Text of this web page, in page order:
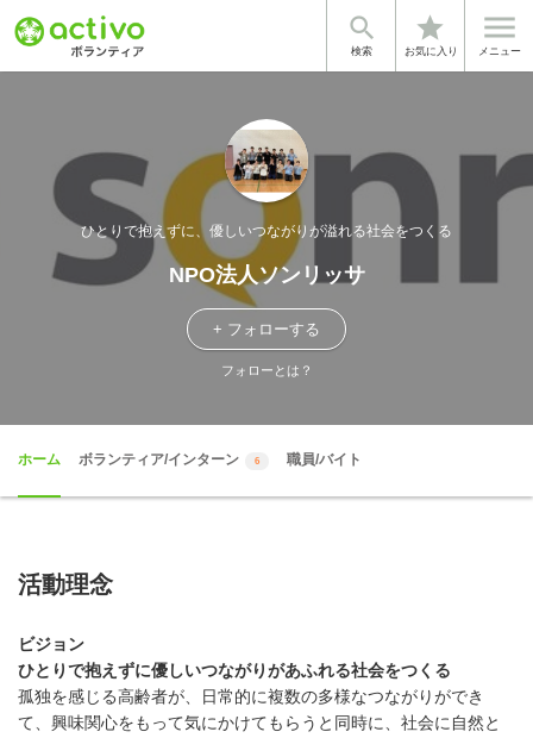

検索
star
お気に入り

メニュー
ひとりで抱えずに、優しいつながりが溢れる社会をつくる
NPO法人ソンリッサ
+ フォローする
フォローとは？
ホーム ボランティア/インターン 6 職員/バイト
活動理念
ビジョン
ひとりで抱えずに優しいつながりがあふれる社会をつくる
孤独を感じる高齢者が、日常的に複数の多様なつながりができ
て、興味関心をもって気にかけてもらうと同時に、社会に自然と